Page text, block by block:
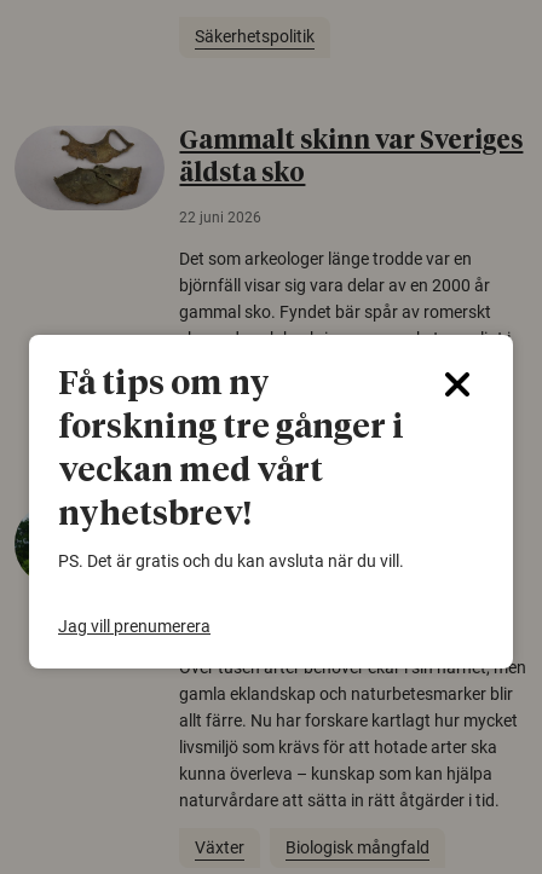
Säkerhetspolitik
Gammalt skinn var Sveriges
äldsta sko
22 juni 2026
Det som arkeologer länge trodde var en
björnfäll visar sig vara delar av en 2000 år
gammal sko. Fyndet bär spår av romerskt
skomode och beskrivs som mycket ovanligt i
Arkeologi
Så mycket eklandskap
krävs för att rädda hotade
22 juni 2026
Över tusen arter behöver ekar i sin närhet, men
gamla eklandskap och naturbetesmarker blir
allt färre. Nu har forskare kartlagt hur mycket
livsmiljö som krävs för att hotade arter ska
kunna överleva – kunskap som kan hjälpa
naturvårdare att sätta in rätt åtgärder i tid.
Växter Biologisk mångfald
Få tips om ny
forskning tre gånger i
veckan med vårt
nyhetsbrev!
PS. Det är gratis och du kan avsluta när du vill.
Jag vill prenumerera